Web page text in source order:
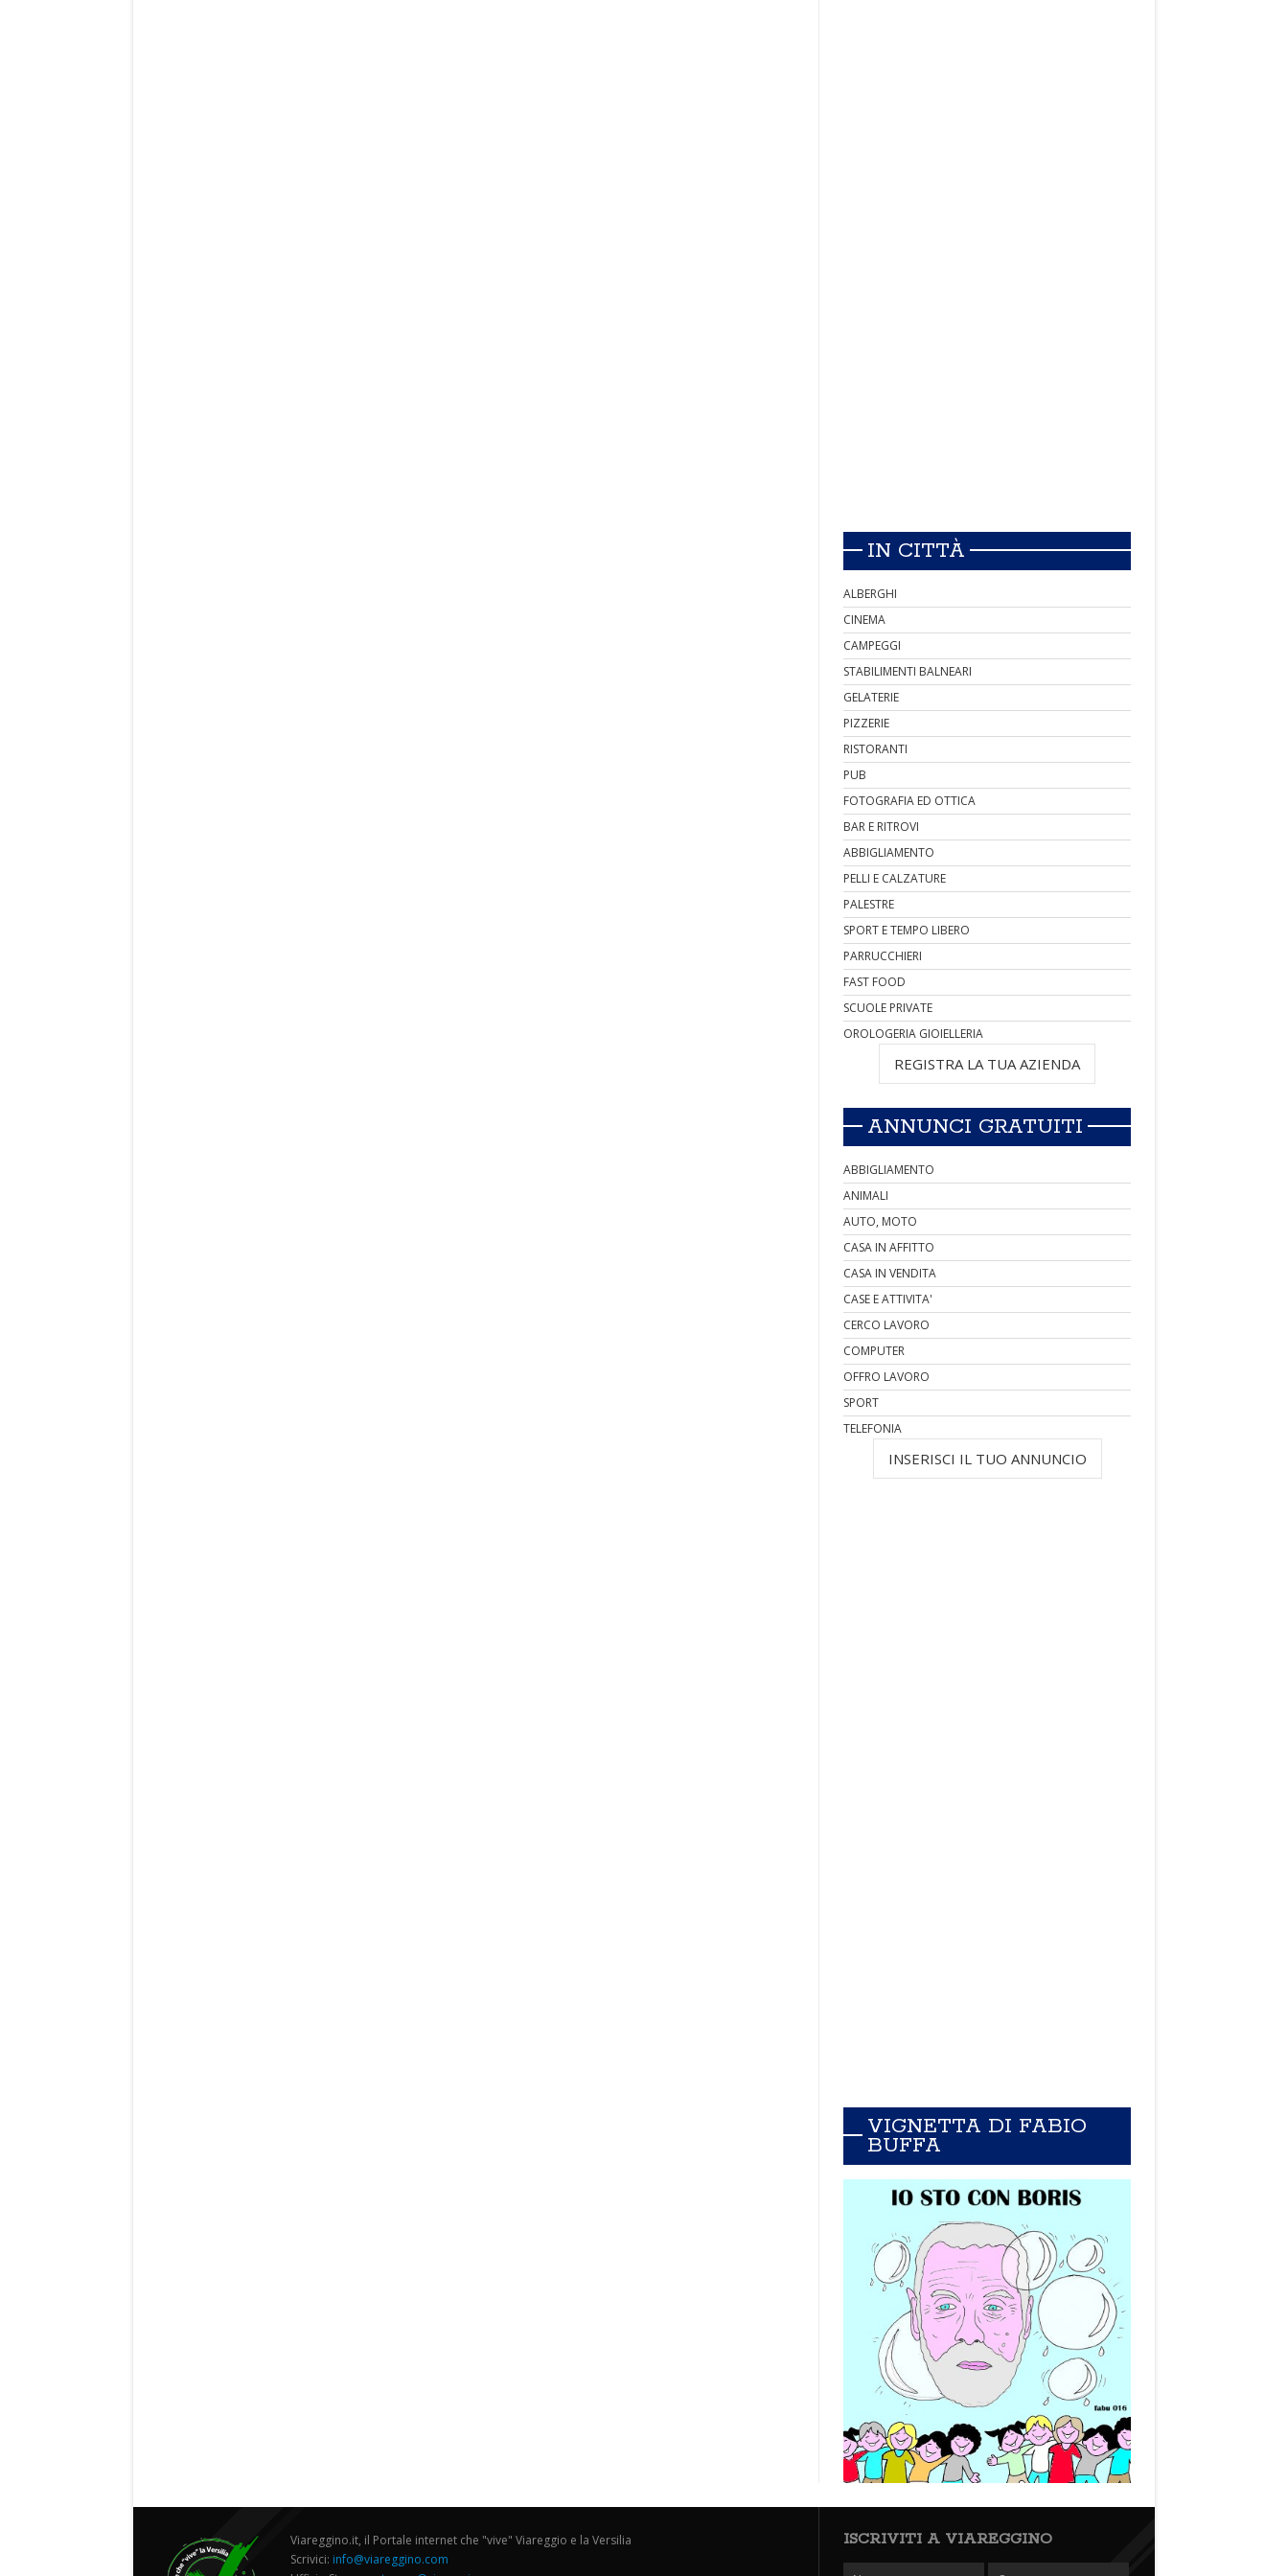
IN CITTÀ
ALBERGHI
CINEMA
CAMPEGGI
STABILIMENTI BALNEARI
GELATERIE
PIZZERIE
RISTORANTI
PUB
FOTOGRAFIA ED OTTICA
BAR E RITROVI
ABBIGLIAMENTO
PELLI E CALZATURE
PALESTRE
SPORT E TEMPO LIBERO
PARRUCCHIERI
FAST FOOD
SCUOLE PRIVATE
OROLOGERIA GIOIELLERIA
REGISTRA LA TUA AZIENDA
ANNUNCI GRATUITI
ABBIGLIAMENTO
ANIMALI
AUTO, MOTO
CASA IN AFFITTO
CASA IN VENDITA
CASE E ATTIVITA'
CERCO LAVORO
COMPUTER
OFFRO LAVORO
SPORT
TELEFONIA
INSERISCI IL TUO ANNUNCIO
VIGNETTA DI FABIO
BUFFA
Viareggino.it, il Portale internet che "vive" Viareggio e la Versilia
Scrivici: info@viareggino.com
ISCRIVITI A VIAREGGINO